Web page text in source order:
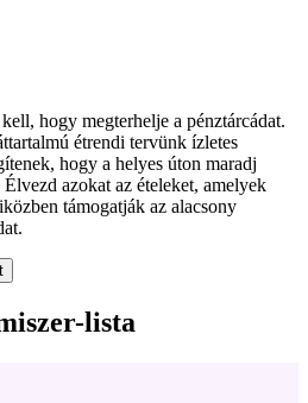
hogy megterhelje a pénztárcádat.
étrendi tervünk ízletes
hogy a helyes úton maradj
azokat az ételeket, amelyek
támogatják az alacsony
lista